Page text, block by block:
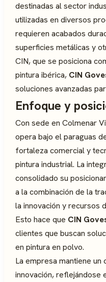
destinadas al sector
utilizadas en diversos
requieren acabados
superficies metálicas y
CIN, que se posiciona
pintura ibérica, CIN
soluciones avanzadas
Enfoque y
Con sede en Colmenar
opera bajo el paraguas
fortaleza comercial y
pintura industrial. La
consolidado su
a la combinación de la
la innovación y recursos
Esto hace que CIN
clientes que buscan
en pintura en polvo.
La empresa mantiene
innovación, reflejándose